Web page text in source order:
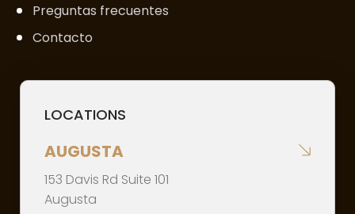
Preguntas frecuentes
Contacto
LOCATIONS
AUGUSTA
153 Davis Rd Suite 101
Augusta